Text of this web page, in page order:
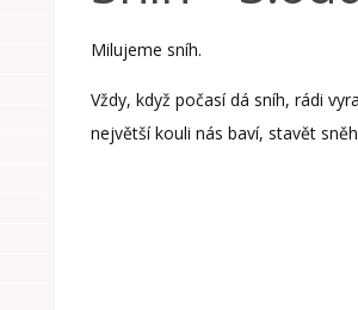
Milujeme sníh.
Vždy, když počasí dá sníh, rádi
největší kouli nás baví, stavět